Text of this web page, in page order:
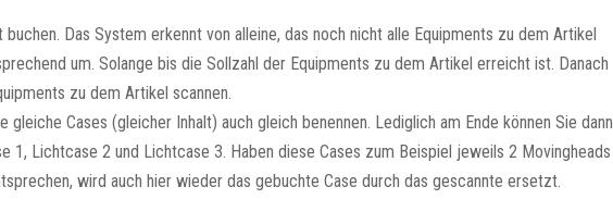
Das System erkennt von alleine, das noch nicht alle Equipments zu dem Artikel
um. Solange bis die Sollzahl der Equipments zu dem Artikel erreicht ist. Danach
zu dem Artikel scannen.
gleiche Cases (gleicher Inhalt) auch gleich benennen. Lediglich am Ende können Sie dann
1, Lichtcase 2 und Lichtcase 3. Haben diese Cases zum Beispiel jeweils 2 Movingheads
wird auch hier wieder das gebuchte Case durch das gescannte ersetzt.